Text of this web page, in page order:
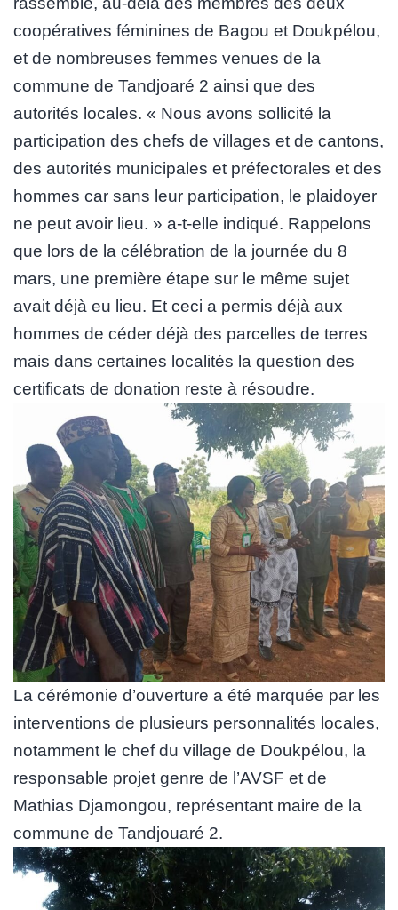
coopératives féminines de Bagou et Doukpélou,
et de nombreuses femmes venues de la
commune de Tandjoaré 2 ainsi que des
autorités locales. « Nous avons sollicité la
participation des chefs de villages et de cantons,
des autorités municipales et préfectorales et des
hommes car sans leur participation, le plaidoyer
ne peut avoir lieu. » a-t-elle indiqué. Rappelons
que lors de la célébration de la journée du 8
mars, une première étape sur le même sujet
avait déjà eu lieu. Et ceci a permis déjà aux
hommes de céder déjà des parcelles de terres
mais dans certaines localités la question des
certificats de donation reste à résoudre.
La cérémonie d’ouverture a été marquée par les
interventions de plusieurs personnalités locales,
notamment le chef du village de Doukpélou, la
responsable projet genre de l’AVSF et de
Mathias Djamongou, représentant maire de la
commune de Tandjouaré 2.